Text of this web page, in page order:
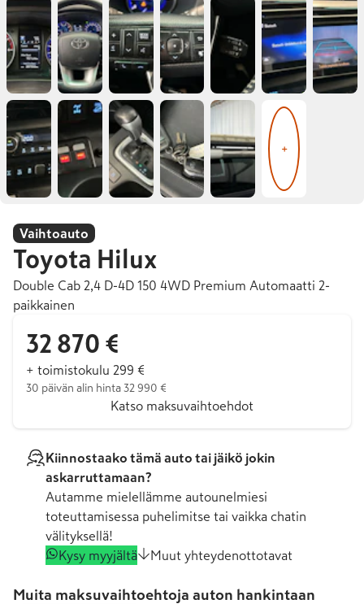
+
Vaihtoauto
Toyota Hilux
Double Cab 2,4 D-4D 150 4WD Premium Automaatti 2-
paikkainen
32 870 €
+ toimistokulu 299 €
30 päivän alin hinta 32 990 €
Katso maksuvaihtoehdot
Kiinnostaako tämä auto tai jäikö jokin
askarruttamaan?
Autamme mielellämme autounelmiesi
toteuttamisessa puhelimitse tai vaikka chatin
välityksellä!
Kysy myyjältä
Muut yhteydenottotavat
Muita maksuvaihtoehtoja auton hankintaan